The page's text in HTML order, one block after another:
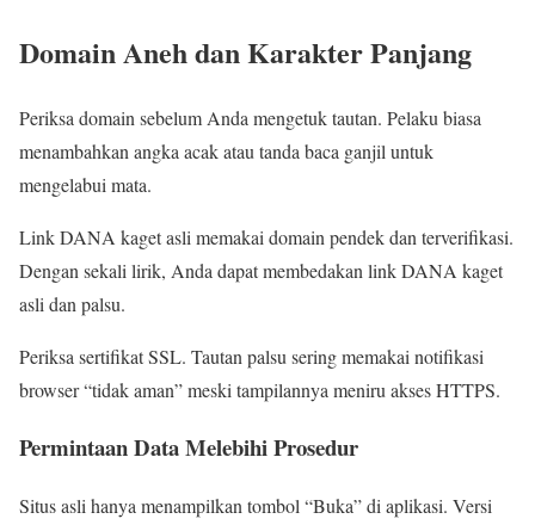
Domain Aneh dan Karakter Panjang
Periksa domain sebelum Anda mengetuk tautan. Pelaku biasa
menambahkan angka acak atau tanda baca ganjil untuk
mengelabui mata.
Link DANA kaget asli memakai domain pendek dan terverifikasi.
Dengan sekali lirik, Anda dapat membedakan link DANA kaget
asli dan palsu.
Periksa sertifikat SSL. Tautan palsu sering memakai notifikasi
browser “tidak aman” meski tampilannya meniru akses HTTPS.
Permintaan Data Melebihi Prosedur
Situs asli hanya menampilkan tombol “Buka” di aplikasi. Versi